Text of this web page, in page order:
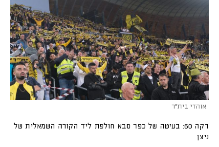
אוהדי בית"ר
דקה 60: בעיטה של כפר סבא חולפת ליד הקורה השמאלית של
ניצן